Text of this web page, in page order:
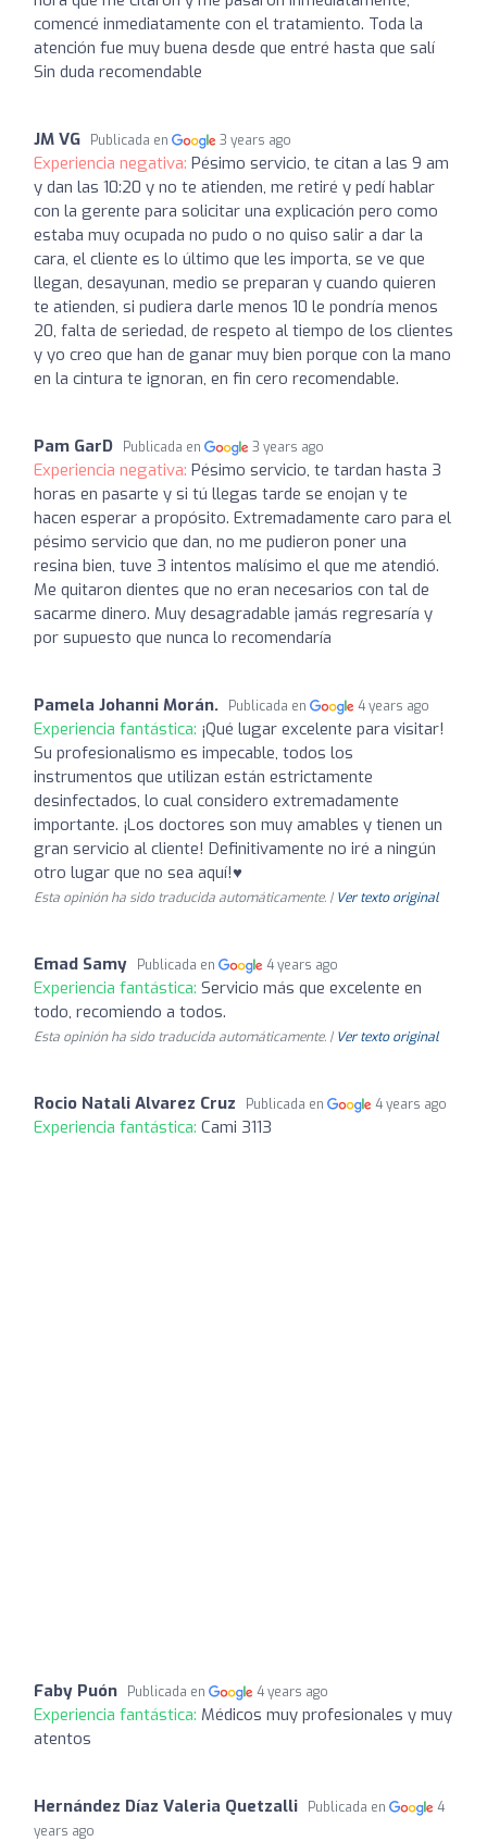
comencé inmediatamente con el tratamiento. Toda la
atención fue muy buena desde que entré hasta que salí
Sin duda recomendable
JM VG Publicada en 3 years ago
Experiencia negativa: Pésimo servicio, te citan a las 9 am
y dan las 10:20 y no te atienden, me retiré y pedí hablar
con la gerente para solicitar una explicación pero como
estaba muy ocupada no pudo o no quiso salir a dar la
cara, el cliente es lo último que les importa, se ve que
llegan, desayunan, medio se preparan y cuando quieren
te atienden, si pudiera darle menos 10 le pondría menos
20, falta de seriedad, de respeto al tiempo de los clientes
y yo creo que han de ganar muy bien porque con la mano
en la cintura te ignoran, en fin cero recomendable.
Pam GarD Publicada en 3 years ago
Experiencia negativa: Pésimo servicio, te tardan hasta 3
horas en pasarte y si tú llegas tarde se enojan y te
hacen esperar a propósito. Extremadamente caro para el
pésimo servicio que dan, no me pudieron poner una
resina bien, tuve 3 intentos malísimo el que me atendió.
Me quitaron dientes que no eran necesarios con tal de
sacarme dinero. Muy desagradable jamás regresaría y
por supuesto que nunca lo recomendaría
Pamela Johanni Morán. Publicada en 4 years ago
Experiencia fantástica: ¡Qué lugar excelente para visitar!
Su profesionalismo es impecable, todos los
instrumentos que utilizan están estrictamente
desinfectados, lo cual considero extremadamente
importante. ¡Los doctores son muy amables y tienen un
gran servicio al cliente! Definitivamente no iré a ningún
otro lugar que no sea aquí!♥️
Esta opinión ha sido traducida automáticamente. | Ver texto original
Emad Samy Publicada en 4 years ago
Experiencia fantástica: Servicio más que excelente en
todo, recomiendo a todos.
Esta opinión ha sido traducida automáticamente. | Ver texto original
Rocio Natali Alvarez Cruz Publicada en 4 years ago
Experiencia fantástica: Cami 3113
Faby Puón Publicada en 4 years ago
Experiencia fantástica: Médicos muy profesionales y muy
atentos
Hernández Díaz Valeria Quetzalli Publicada en
4
years ago